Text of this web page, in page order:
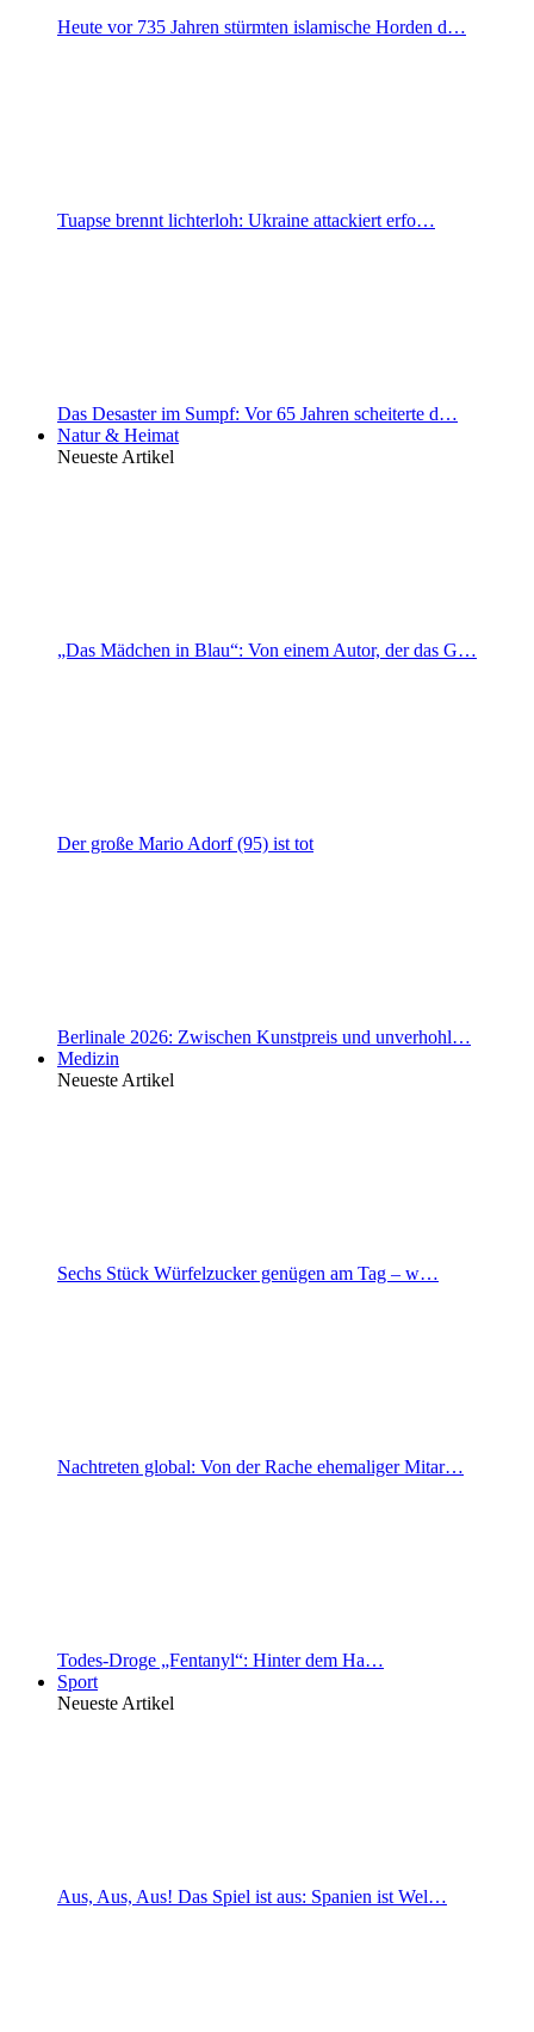
Heute vor 735 Jahren stürmten islamische Horden d…
Tuapse brennt lichterloh: Ukraine attackiert erfo…
Das Desaster im Sumpf: Vor 65 Jahren scheiterte d…
Natur & Heimat
Neueste Artikel
„Das Mädchen in Blau“: Von einem Autor, der das G…
Der große Mario Adorf (95) ist tot
Berlinale 2026: Zwischen Kunstpreis und unverhohl…
Medizin
Neueste Artikel
Sechs Stück Würfelzucker genügen am Tag – w…
Nachtreten global: Von der Rache ehemaliger Mitar…
Todes-Droge „Fentanyl“: Hinter dem Ha…
Sport
Neueste Artikel
Aus, Aus, Aus! Das Spiel ist aus: Spanien ist Wel…